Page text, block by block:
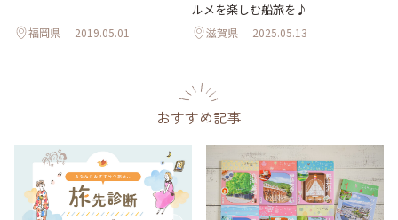
福岡県 2019.05.01
ルメを楽しむ船旅を♪
滋賀県 2025.05.13
おすすめ記事